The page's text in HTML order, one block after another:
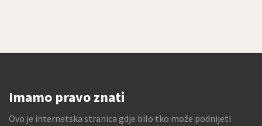
Imamo pravo znati
Ovo je internetska stranica gdje bilo tko može podnijeti